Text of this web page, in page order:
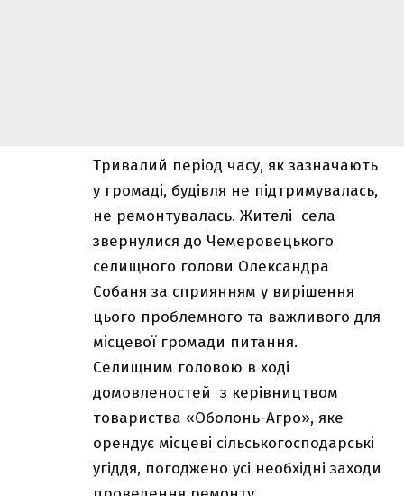
Тривалий період часу, як зазначають
у громаді, будівля не підтримувалась,
не ремонтувалась. Жителі села
звернулися до Чемеровецького
селищного голови Олександра
Собаня за сприянням у вирішення
цього проблемного та важливого для
місцевої громади питання.
Селищним головою в ході
домовленостей з керівництвом
товариства «Оболонь-Агро», яке
орендує місцеві сільськогосподарські
угіддя, погоджено усі необхідні заходи